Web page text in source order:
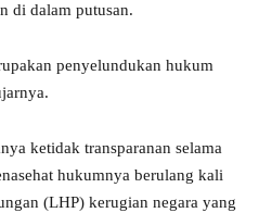
di dalam putusan.
penyelundukan hukum
ketidak transparanan selama
hukumnya berulang kali
(LHP) kerugian negara yang